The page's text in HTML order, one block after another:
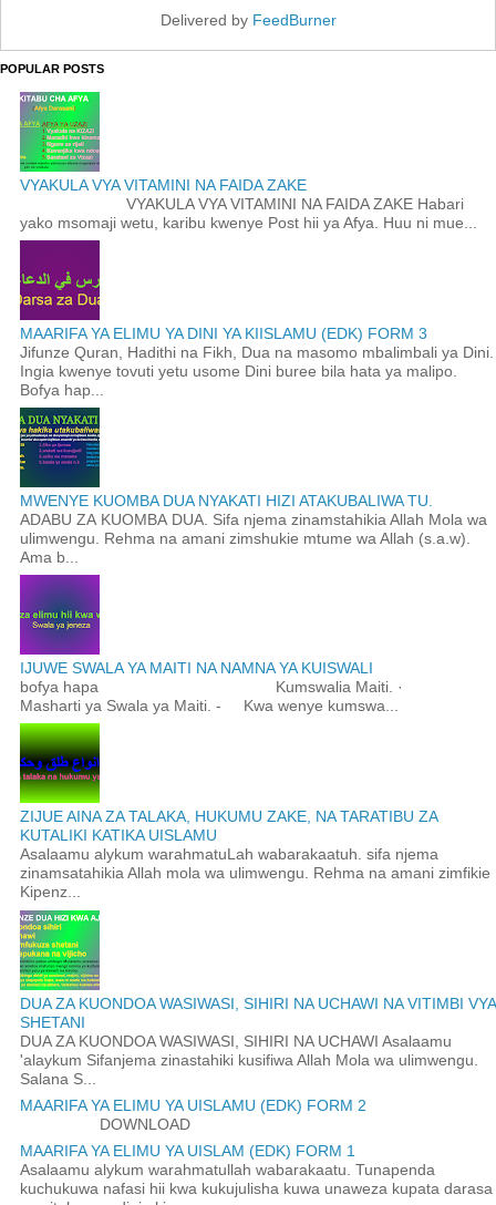
Delivered by FeedBurner
POPULAR POSTS
VYAKULA VYA VITAMINI NA FAIDA ZAKE
VYAKULA VYA VITAMINI NA FAIDA ZAKE Habari
yako msomaji wetu, karibu kwenye Post hii ya Afya. Huu ni mue...
MAARIFA YA ELIMU YA DINI YA KIISLAMU (EDK) FORM 3
Jifunze Quran, Hadithi na Fikh, Dua na masomo mbalimbali ya Dini.
Ingia kwenye tovuti yetu usome Dini buree bila hata ya malipo.
Bofya hap...
MWENYE KUOMBA DUA NYAKATI HIZI ATAKUBALIWA TU.
ADABU ZA KUOMBA DUA. Sifa njema zinamstahikia Allah Mola wa
ulimwengu. Rehma na amani zimshukie mtume wa Allah (s.a.w).
Ama b...
IJUWE SWALA YA MAITI NA NAMNA YA KUISWALI
bofya hapa Kumswalia Maiti. ·
Masharti ya Swala ya Maiti. - Kwa wenye kumswa...
ZIJUE AINA ZA TALAKA, HUKUMU ZAKE, NA TARATIBU ZA
KUTALIKI KATIKA UISLAMU
Asalaamu alykum warahmatuLah wabarakaatuh. sifa njema
zinamsatahikia Allah mola wa ulimwengu. Rehma na amani zimfikie
Kipenz...
DUA ZA KUONDOA WASIWASI, SIHIRI NA UCHAWI NA VITIMBI VYA
SHETANI
DUA ZA KUONDOA WASIWASI, SIHIRI NA UCHAWI Asalaamu
'alaykum Sifanjema zinastahiki kusifiwa Allah Mola wa ulimwengu.
Salana S...
MAARIFA YA ELIMU YA UISLAMU (EDK) FORM 2
DOWNLOAD
MAARIFA YA ELIMU YA UISLAM (EDK) FORM 1
Asalaamu alykum warahmatullah wabarakaatu. Tunapenda
kuchukuwa nafasi hii kwa kukujulisha kuwa unaweza kupata darasa